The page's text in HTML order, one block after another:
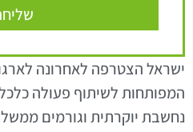
המפותחות לשיתוף פעולה
נחשבת יוקרתית וגורמים